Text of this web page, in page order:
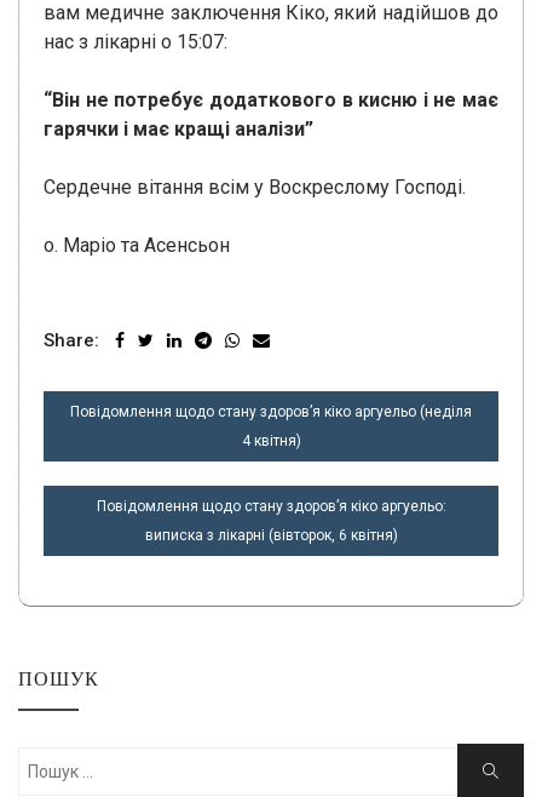
вам медичне заключення Кіко, який надійшов до
нас з лікарні о 15:07:
“Він не потребує додаткового в кисню і не має
гарячки і має кращі аналізи”
Сердечне вітання всім у Воскреслому Господі.
о. Маріо та Асенсьон
Share:
НАВІГАЦІЯ
Повідомлення щодо стану здоров’я кіко аргуельо (неділя
4 квітня)
Повідомлення щодо стану здоров’я кіко аргуельо:
виписка з лікарні (вівторок, 6 квітня)
ПОШУК
Шукати:
Пошук